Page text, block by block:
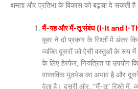
क्षमता और प्रतिभा के विकास को बढ़ावा दे सकती
मैं-यह और मैं-तू संबंध (I-It and I-
बूबर ने दो प्रकार के रिश्तों में अंतर
व्यक्ति दूसरों को ऐसी वस्तुओं के रूप में
के लिए हेरफेर, नियंत्रित या उपयोग
वास्तविक मुठभेड़ का अभाव है और
देता है। दूसरी ओर, “मैं-तू” रिश्ते में,